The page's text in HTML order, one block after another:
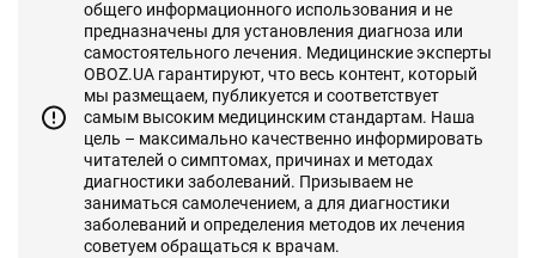
общего информационного использования и не
предназначены для установления диагноза или
самостоятельного лечения. Медицинские эксперты
OBOZ.UA гарантируют, что весь контент, который
мы размещаем, публикуется и соответствует
самым высоким медицинским стандартам. Наша
цель – максимально качественно информировать
читателей о симптомах, причинах и методах
диагностики заболеваний. Призываем не
заниматься самолечением, а для диагностики
заболеваний и определения методов их лечения
советуем обращаться к врачам.